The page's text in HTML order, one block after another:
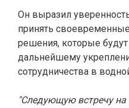
Он выразил
принять
решения, которые будут
дальнейшему
сотрудничества в
"Следующую встречу